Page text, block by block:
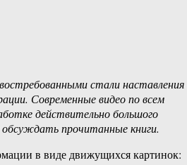
стали наставления
Современные видео по всем
действительно большого
прочитанные книги.
в виде движущихся картинок: